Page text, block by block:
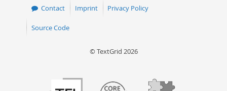
Contact Imprint Privacy Policy
Source Code
© TextGrid 2026